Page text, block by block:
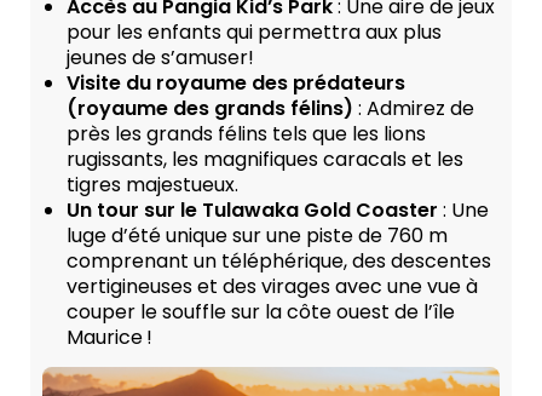
Accès au Pangia Kid’s Park: Une aire de jeux
pour les enfants qui permettra aux plus
jeunes de s’amuser!
Visite du royaume des prédateurs
(royaume des grands félins) : Admirez de
près les grands félins tels que les lions
rugissants, les magnifiques caracals et les
tigres majestueux.
Un tour sur le Tulawaka Gold Coaster : Une
luge d’été unique sur une piste de 760 m
comprenant un téléphérique, des descentes
vertigineuses et des virages avec une vue à
couper le souffle sur la côte ouest de l’île
Maurice !